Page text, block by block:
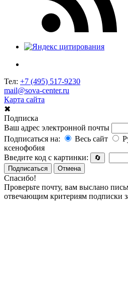
Тел: +7 (495) 517-9230
mail@sova-center.ru
Карта сайта
✖
Подписка
Ваш адрес электронной почты
Подписаться на:
Весь сайт
ксенофобия
Введите код с картинки:
🔄
Подписаться
Отмена
Спасибо!
Проверьте почту, вам выслано
отвечающим критериям подписки